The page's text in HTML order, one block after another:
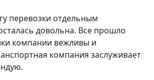
перевозки отдельным
довольна. Все прошло
компании вежливы и
компания заслуживает